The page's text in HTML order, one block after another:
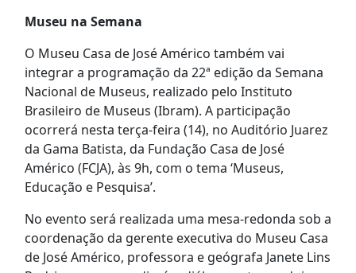
Museu na Semana
O Museu Casa de José Américo também vai
integrar a programação da 22ª edição da Semana
Nacional de Museus, realizado pelo Instituto
Brasileiro de Museus (Ibram). A participação
ocorrerá nesta terça-feira (14), no Auditório Juarez
da Gama Batista, da Fundação Casa de José
Américo (FCJA), às 9h, com o tema ‘Museus,
Educação e Pesquisa’.
No evento será realizada uma mesa-redonda sob a
coordenação da gerente executiva do Museu Casa
de José Américo, professora e geógrafa Janete Lins